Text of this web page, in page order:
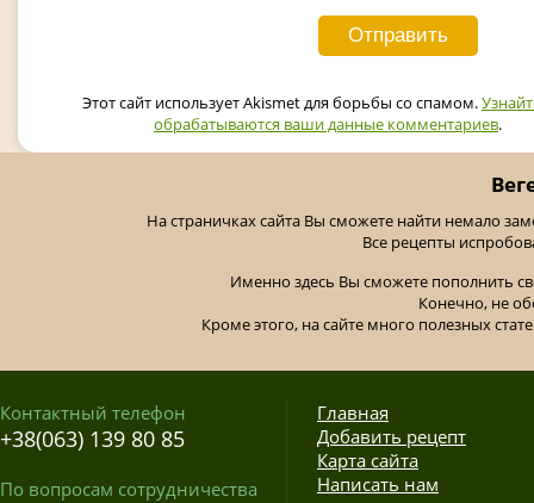
Этот сайт использует Akismet для борьбы со спамом.
обрабатываются ваши данные комментариев.
На страничках сайта Вы сможете найти немало
Все рецепты
Именно здесь Вы сможете пополнить
Конечно, не
Кроме этого, на сайте много полезных
Контактный телефон
+38(063) 139 80 85
По вопросам сотрудничества
Главная
Добавить рецепт
Карта сайта
Написать нам